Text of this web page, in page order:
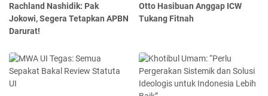
Rachland Nashidik: Pak
Jokowi, Segera Tetapkan APBN
Darurat!
Otto Hasibuan Anggap ICW
Tukang Fitnah